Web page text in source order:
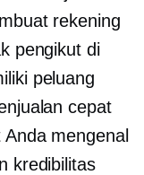
rekening
pengikut di
peluang
cepat
mengenal
kredibilitas